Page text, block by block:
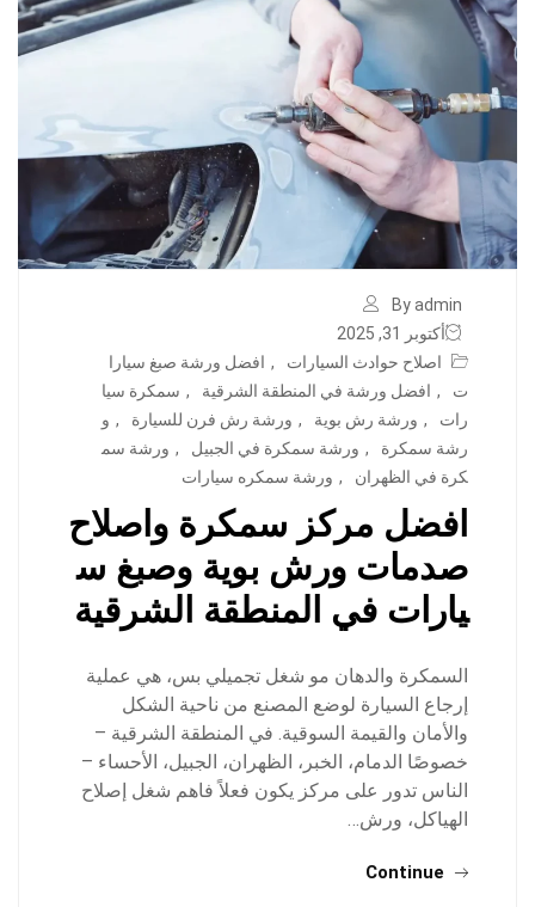
By admin
أكتوبر 31, 2025
اصلاح حوادث السيارات
, افضل ورشة صبغ سيارا
ت
, افضل ورشة في المنطقة الشرقية , سمكرة سيا
رات
, ورشة رش بوية , ورشة رش فرن للسيارة , و
رشة سمكرة
, ورشة سمكرة في الجبيل , ورشة سم
كرة في الظهران
, ورشة سمكره سيارات
افضل مركز سمكرة واصلاح
صدمات ورش بوية وصبغ س
يارات في المنطقة الشرقية
السمكرة والدهان مو شغل تجميلي بس، هي عملية
إرجاع السيارة لوضع المصنع من ناحية الشكل
والأمان والقيمة السوقية. في المنطقة الشرقية –
خصوصًا الدمام، الخبر، الظهران، الجبيل، الأحساء –
الناس تدور على مركز يكون فعلاً فاهم شغل إصلاح
الهياكل، ورش…
Continue